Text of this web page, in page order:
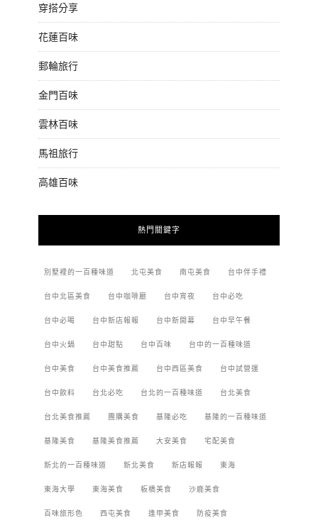
穿搭分享
花蓮百味
郵輪旅行
金門百味
雲林百味
馬祖旅行
高雄百味
熱門關鍵字
別墅裡的一百種味道 北屯美食 南屯美食 台中伴手禮
台中北區美食 台中咖啡廳 台中宵夜 台中必吃
台中必喝 台中新店報報 台中新開幕 台中早午餐
台中火鍋 台中甜點 台中百味 台中的一百種味道
台中美食 台中美食推薦 台中西區美食 台中試營運
台中飲料 台北必吃 台北的一百種味道 台北美食
台北美食推薦 團購美食 基隆必吃 基隆的一百種味道
基隆美食 基隆美食推薦 大安美食 宅配美食
新北的一百種味道 新北美食 新店報報 東海
東海大學 東海美食 板橋美食 沙鹿美食
百味旅形色 西屯美食 逢甲美食 防疫美食